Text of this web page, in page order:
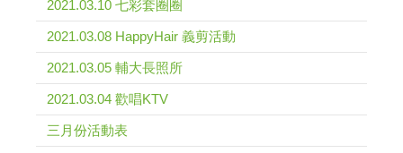
2021.03.10 七彩套圈圈
2021.03.08 HappyHair 義剪活動
2021.03.05 輔大長照所
2021.03.04 歡唱KTV
三月份活動表